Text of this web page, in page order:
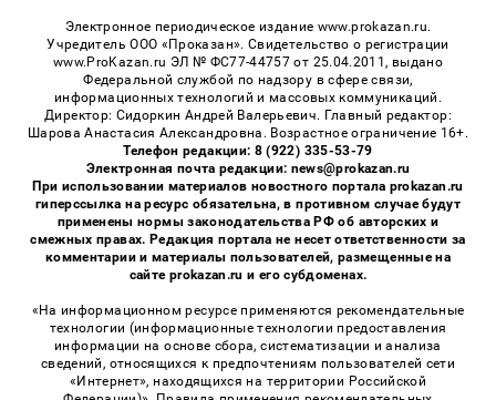
Электронное периодическое издание www.prokazan.ru.
Учредитель ООО «Проказан». Cвидетельство о регистрации
www.ProKazan.ru ЭЛ № ФС77-44757 от 25.04.2011, выдано
Федеральной службой по надзору в сфере связи,
информационных технологий и массовых коммуникаций.
Директор: Сидоркин Андрей Валерьевич. Главный редактор:
Шарова Анастасия Александровна. Возрастное ограничение 16+.
Телефон редакции: 8 (922) 335-53-79
Электронная почта редакции: news@prokazan.ru
При использовании материалов новостного портала prokazan.ru
гиперссылка на ресурс обязательна, в противном случае будут
применены нормы законодательства РФ об авторских и
смежных правах. Редакция портала не несет ответственности за
комментарии и материалы пользователей, размещенные на
сайте prokazan.ru и его субдоменах.
«На информационном ресурсе применяются рекомендательные
технологии (информационные технологии предоставления
информации на основе сбора, систематизации и анализа
сведений, относящихся к предпочтениям пользователей сети
«Интернет», находящихся на территории Российской